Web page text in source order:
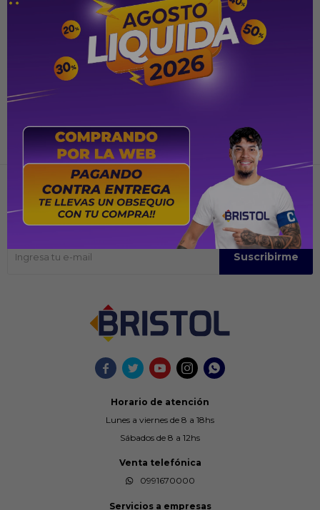
    
Horario de atención
Lunes a viernes de 8 a 18hs
Sábados de 8 a 12hs
Venta telefónica
0991670000
Servicios a empresas
Recibir ofertas y promociones
Suscríbase para obtener información sobre productos y cupones
Suscribirme